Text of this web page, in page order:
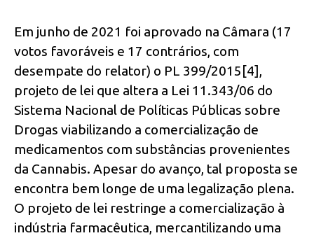
Em junho de 2021 foi aprovado na Câmara (17
votos favoráveis e 17 contrários, com
desempate do relator) o PL 399/2015[4],
projeto de lei que altera a Lei 11.343/06 do
Sistema Nacional de Políticas Públicas sobre
Drogas viabilizando a comercialização de
medicamentos com substâncias provenientes
da Cannabis. Apesar do avanço, tal proposta se
encontra bem longe de uma legalização plena.
O projeto de lei restringe a comercialização à
indústria farmacêutica, mercantilizando uma